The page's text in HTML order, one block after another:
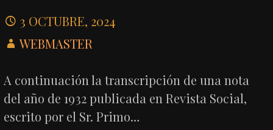
3 OCTUBRE, 2024
WEBMASTER
A continuación la transcripción de una nota
del año de 1932 publicada en Revista Social,
escrito por el Sr. Primo…